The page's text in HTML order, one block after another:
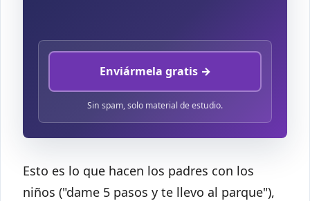
Enviármela gratis →
Sin spam, solo material de estudio.
Esto es lo que hacen los padres con los
niños ("dame 5 pasos y te llevo al parque"),